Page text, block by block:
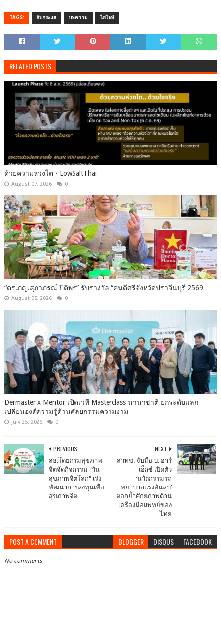
TAGS: จับกระแส บทความ ไฮไลท์
RELATED POSTS
ด้วยความห่วงไต - LowSaltThai
August 07, 2026 0
“ดร.ภญ.สุภาภรณ์ ปิติพร” รับรางวัล “คนดีศรีจังหวัดปราจีนบุรี 2569
August 05, 2026 0
Dermaster x Mentor เปิดเวที Masterclass นานาชาติ ยกระดับแลก
เปลี่ยนองค์ความรู้ด้านศัลยกรรมความงาม
July 25, 2026 0
NEXT
สวทช. จับมือ บ. อาร์
เอ็กซ์ เปิดตัว
‘นวัตกรรมรถ
พยาบาลแรงดันลบ’
ตอกย้ำศักยภาพด้าน
เครื่องมือแพทย์ของ
ไทย
PREVIOUS
สธ.โดยกรมสุขภาพ
จิตจัดกิจกรรม "วัน
สุขภาพจิตโลก" เร่ง
พัฒนาการลงทุนเพื่อ
สุขภาพจิต
POST A COMMENT BLOGGER DISQUS FACEBOOK
No comments